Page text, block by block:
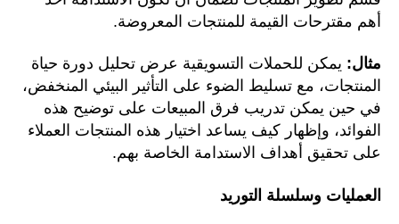
أهم مقترحات القيمة للمنتجات المعروضة.
مثال: يمكن للحملات التسويقية عرض تحليل دورة حياة
المنتجات، مع تسليط الضوء على التأثير البيئي المنخفض،
في حين يمكن تدريب فرق المبيعات على توضيح هذه
الفوائد، وإظهار كيف يساعد اختيار هذه المنتجات العملاء
على تحقيق أهداف الاستدامة الخاصة بهم.
العمليات وسلسلة التوريد